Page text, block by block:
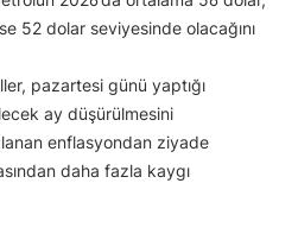
52 dolar seviyesinde olacağını
pazartesi günü yaptığı
ay düşürülmesini
enflasyondan ziyade
daha fazla kaygı